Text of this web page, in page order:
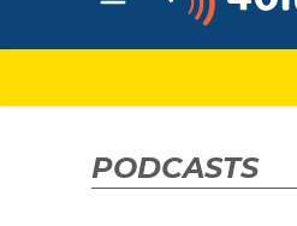
PODCASTS